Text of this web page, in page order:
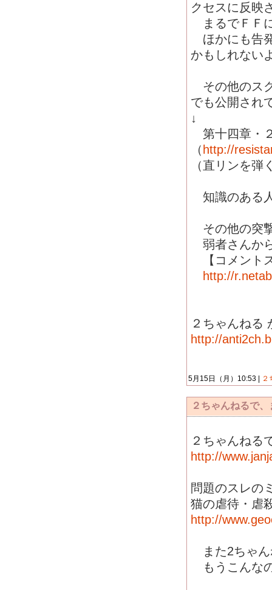
クセスに反映
まるでＦＦ
ほかにも告
かもしれない
その他のス
でも公開され
↓
第十四章・
（ http://
（直リンを弾
知識のある
その他の突
弱者さんか
【コメント
http://
２ちゃんねる
http://
5月15日（月）10:53 |
２ちゃんねるで
２ちゃんねる
http://
問題のスレの
猫の虐待・虐
http://
また2ちゃん
もうこんな